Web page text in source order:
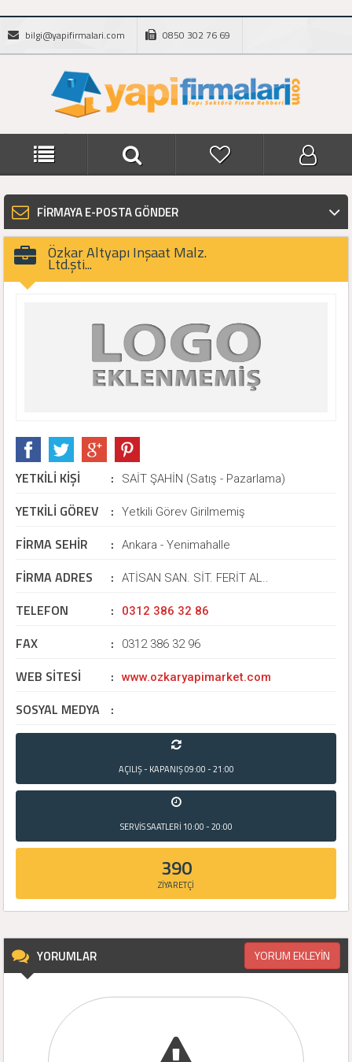
bilgi@yapifirmalari.com 0850 302 76 69
FİRMAYA E-POSTA GÖNDER
Özkar Altyapı Inşaat Malz.
Ltd.şti...
YETKİLİ KİŞİ : SAİT ŞAHİN (Satış - Pazarlama)
YETKİLİ GÖREV : Yetkili Görev Girilmemiş
FİRMA SEHİR : Ankara - Yenimahalle
FİRMA ADRES : ATİSAN SAN. SİT. FERİT AL..
TELEFON : 0312 386 32 86
FAX : 0312 386 32 96
WEB SİTESİ : www.ozkaryapimarket.com
SOSYAL MEDYA :
AÇILIŞ - KAPANIŞ09:00 - 21:00
SERVİS SAATLERİ 10:00 - 20:00
390
ZİYARETÇİ
YORUMLAR YORUM EKLEYİN